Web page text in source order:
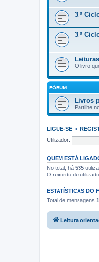
3.º
3.º
O livro
FÓRUM
Livros
Partilhe
LIGUE-SE •
Utilizador:
QUEM ESTÁ
No total, há 535
O recorde de
ESTATÍSTICAS DO
Total de mensagens
Leitura